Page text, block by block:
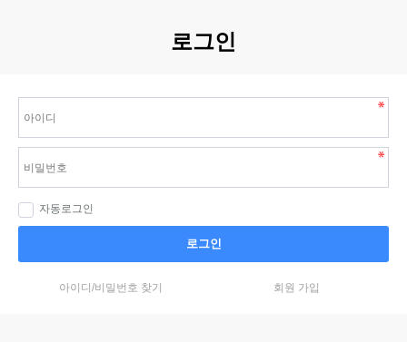
로그인
자동로그인
로그인
아이디/비밀번호 찾기 회원 가입